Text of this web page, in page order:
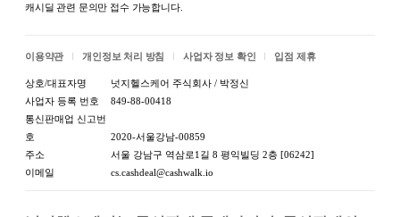
캐시딜 관련 문의만 접수 가능합니다.
이용약관 개인정보 처리 방침 사업자 정보 확인 입점 제휴
상호/대표자명
넛지헬스케어 주식회사 / 박정신
사업자 등록 번호
849-88-00418
통신판매업 신고번
호
2020-서울강남-00859
주소
서울 강남구 역삼로1길 8 평익빌딩 2층 [06242]
이메일
cs.cashdeal@cashwalk.io